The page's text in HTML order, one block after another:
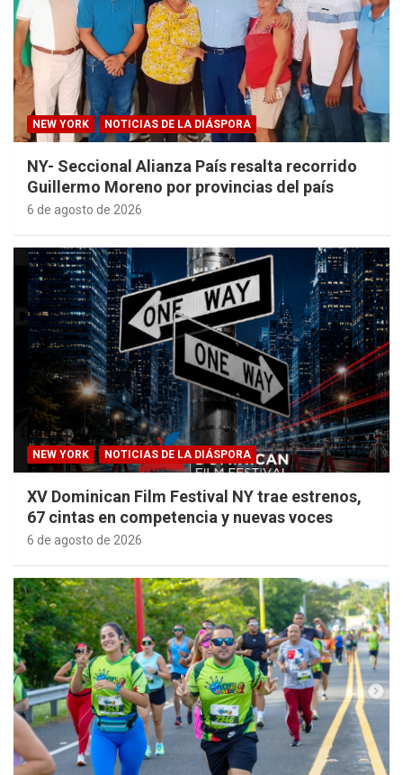
NEW YORK NOTICIAS DE LA DIÁSPORA
NY- Seccional Alianza País resalta recorrido
Guillermo Moreno por provincias del país
6 de agosto de 2026
NEW YORK NOTICIAS DE LA DIÁSPORA
XV Dominican Film Festival NY trae estrenos,
67 cintas en competencia y nuevas voces
6 de agosto de 2026